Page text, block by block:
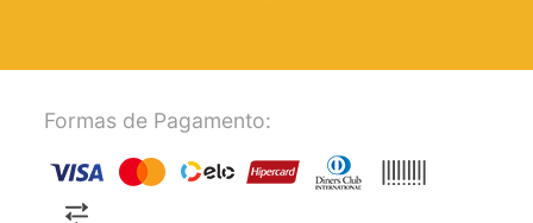
Formas de Pagamento: